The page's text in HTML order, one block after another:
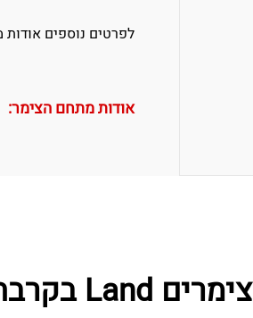
לפרטים נוספים
אודות מתחם הצימר:
צימרים Land בקרבת מקום